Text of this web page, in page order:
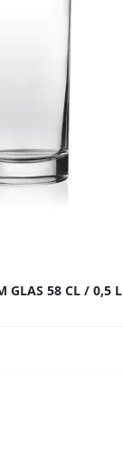
GLAS 58 CL / 0,5 L